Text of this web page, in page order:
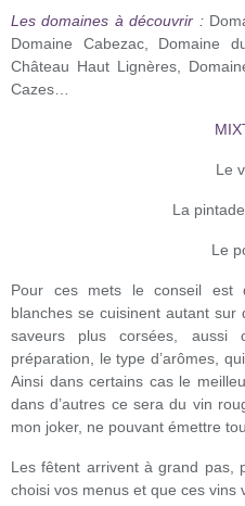
Les domaines à découvrir :
Domaine Cabezac, Domaine
Château Haut Lignères,
Cazes…
Le
La
Le
Pour ces mets le conseil est
blanches se cuisinent autant
saveurs plus corsées, aussi
préparation, le type d’arômes,
Ainsi dans certains cas le
dans d’autres ce sera du vin
mon joker, ne pouvant émettre
Les fêtent arrivent à grand pas,
choisi vos menus et que ces vins